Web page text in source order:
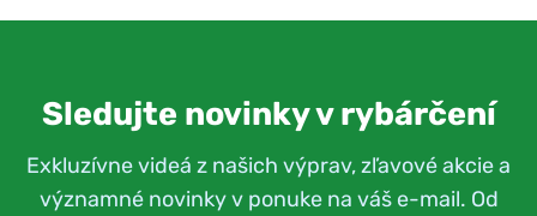
Sledujte novinky v rybárčení
Exkluzívne videá z našich výprav, zľavové akcie a
významné novinky v ponuke na váš e-mail. Od